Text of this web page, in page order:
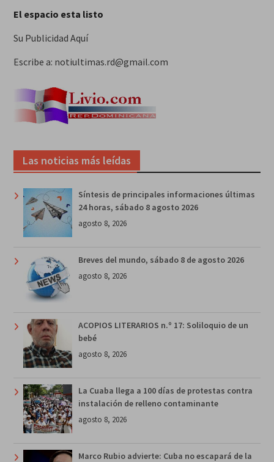
El espacio esta listo
Su Publicidad Aquí
Escribe a: notiultimas.rd@gmail.com
Las noticias más leídas
Síntesis de principales informaciones últimas
24 horas, sábado 8 agosto 2026
agosto 8, 2026
Breves del mundo, sábado 8 de agosto 2026
agosto 8, 2026
ACOPIOS LITERARIOS n.º 17: Soliloquio de un
bebé
agosto 8, 2026
La Cuaba llega a 100 días de protestas contra
instalación de relleno contaminante
agosto 8, 2026
Marco Rubio advierte: Cuba no escapará de la